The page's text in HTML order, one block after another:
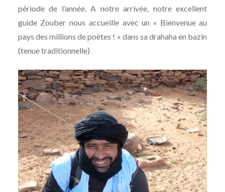
période de l’année. A notre arrivée, notre excellent
guide Zouber nous accueille avec un « Bienvenue au
pays des millions de poètes ! » dans sa drahaha en bazin
(tenue traditionnelle)